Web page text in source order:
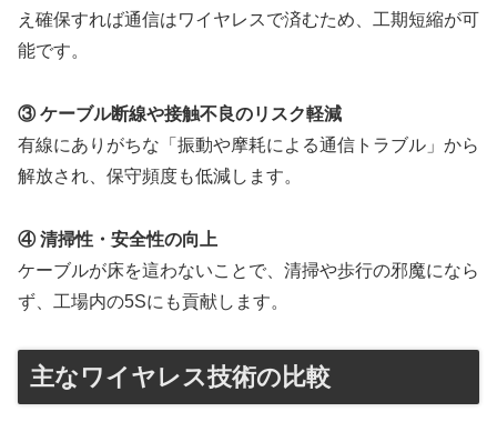
え確保すれば通信はワイヤレスで済むため、工期短縮が可
能です。
③ ケーブル断線や接触不良のリスク軽減
有線にありがちな「振動や摩耗による通信トラブル」から
解放され、保守頻度も低減します。
④ 清掃性・安全性の向上
ケーブルが床を這わないことで、清掃や歩行の邪魔になら
ず、工場内の5Sにも貢献します。
主なワイヤレス技術の比較